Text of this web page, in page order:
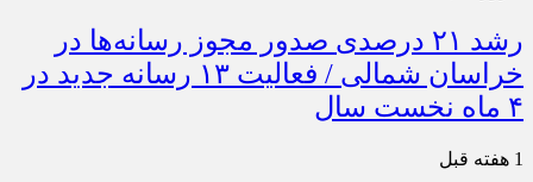
رشد ۲۱ درصدی صدور مجوز رسانه‌ها در
خراسان شمالی / فعالیت ۱۳ رسانه جدید در
۴ ماه نخست سال
1 هفته قبل